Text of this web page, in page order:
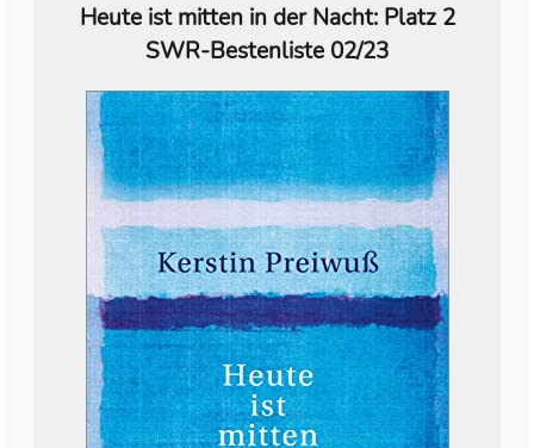
Heute ist mitten in der Nacht: Platz 2
SWR-Bestenliste 02/23